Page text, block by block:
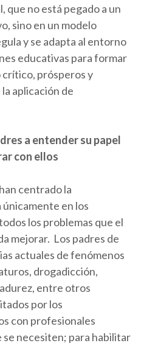
que no está pegado a un
sino en un modelo
y se adapta al entorno
educativas para formar
crítico, prósperos y
aplicación de
a entender su papel
con ellos
centrado la
en los
los problemas que el
mejorar. Los padres de
actuales de fenómenos
drogadicción,
entre otros
por los
con profesionales
necesiten; para habilitar